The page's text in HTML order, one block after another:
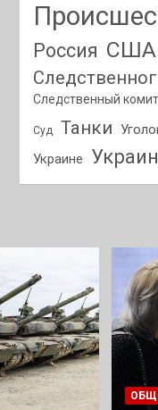
Россия США
Следственный
Суд Танки
Украине